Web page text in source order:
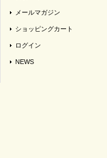
メールマガジン
ショッピングカート
ログイン
NEWS